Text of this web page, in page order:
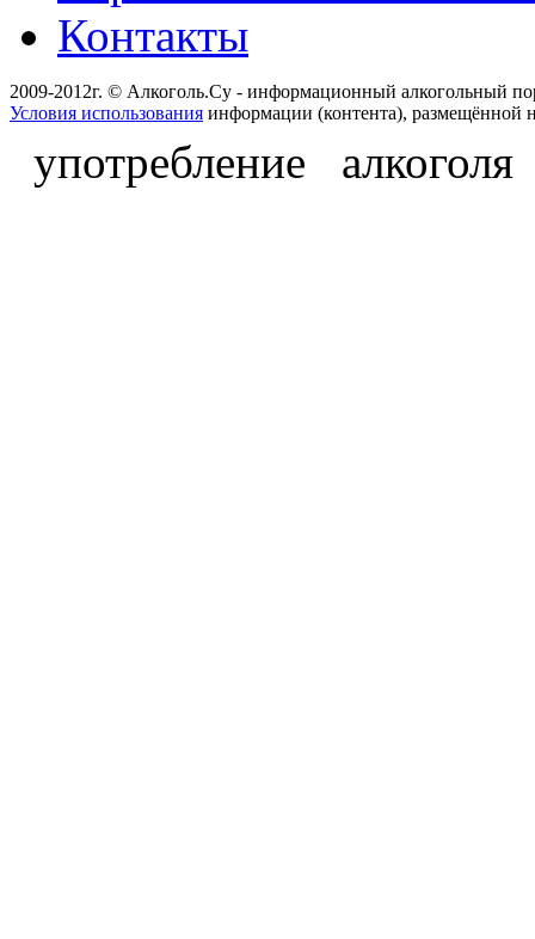
Контакты
2009-2012г. © Алкоголь.Су - информационный алкогольный
Условия использования информации (контента), размещённой
употребление